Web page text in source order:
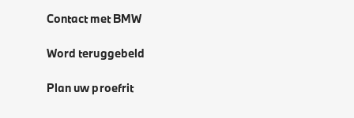
Contact met BMW
Word teruggebeld
Plan uw proefrit